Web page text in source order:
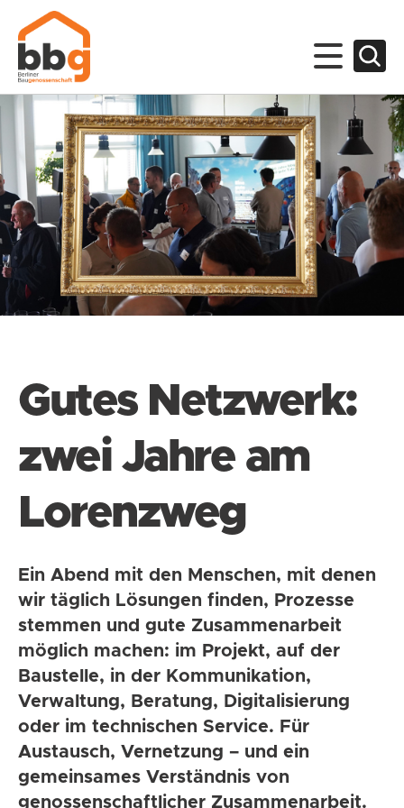
Gutes Netzwerk:
zwei Jahre am
Lorenzweg
Ein Abend mit den Menschen, mit denen
wir täglich Lösungen finden, Prozesse
stemmen und gute Zusammenarbeit
möglich machen: im Projekt, auf der
Baustelle, in der Kommunikation,
Verwaltung, Beratung, Digitalisierung
oder im technischen Service. Für
Austausch, Vernetzung – und ein
gemeinsames Verständnis von
genossenschaftlicher Zusammenarbeit.